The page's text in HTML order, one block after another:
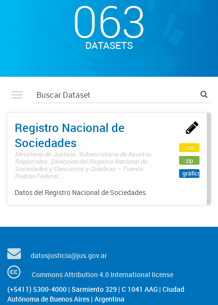
063
DATASETS
Registro Nacional de
Sociedades
Ministerio de Justicia. Subsecretaría de Asuntos
Registrales. Dirección del Registro Nacional de
Sociedades y Concursos y Quiebras – Fuente:
Padrón Federal...
Datos del Registro Nacional de Sociedades.
csv
zip
gráfico
datosjusticia@jus.gov.ar
Commons Attribution 4.0 International license
(+5411) 5300-4000 | Sarmiento 329 | C 1041 AAG | Ciudad
Autónoma de Buenos Aires | Argentina